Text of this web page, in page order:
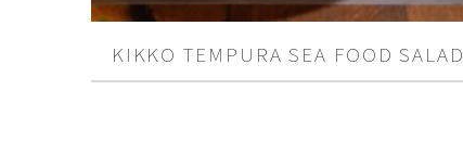
KIKKO TEMPURA SEA FOOD SALAD